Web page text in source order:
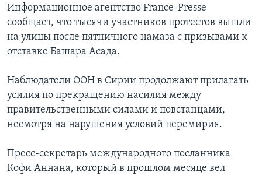
Информационное агентство France-Presse
сообщает, что тысячи участников протестов вышли
на улицы после пятничного намаза с призывами к
отставке Башара Асада.
Наблюдатели ООН в Сирии продолжают прилагать
усилия по прекращению насилия между
правительственными силами и повстанцами,
несмотря на нарушения условий перемирия.
Пресс-секретарь международного посланника
Кофи Аннана, который в прошлом месяце вел